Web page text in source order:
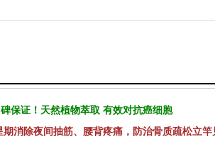
保证！天然植物萃取 有效对抗癌细胞
消除夜间抽筋、腰背疼痛，防治骨质疏松立竿